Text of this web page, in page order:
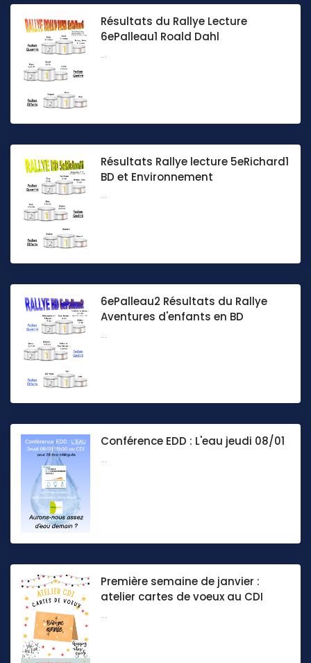
Résultats du Rallye Lecture
6ePalleau1 Roald Dahl
...
Résultats Rallye lecture 5eRichard1
BD et Environnement
...
6ePalleau2 Résultats du Rallye
Aventures d'enfants en BD
...
Conférence EDD : L'eau jeudi 08/01
...
Première semaine de janvier :
atelier cartes de voeux au CDI
...